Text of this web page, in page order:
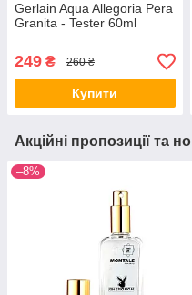
Gerlain Aqua Allegoria Pera
Granita - Tester 60ml
249 ₴ 260 ₴
Купити
Акційні пропозиції та
–8%